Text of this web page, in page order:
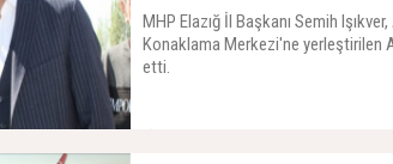
MHP Elazığ İl Başkanı Semih
Konaklama Merkezi'ne yerleştirilen
etti.